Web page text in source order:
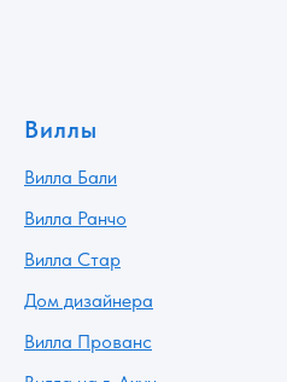
Виллы
Вилла Бали
Вилла Ранчо
Вилла Стар
Дом дизайнера
Вилла Прованс